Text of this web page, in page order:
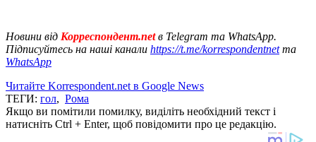
Новини від Корреспондент.netв Telegram та WhatsApp.
Підписуйтесь на наші канали https://t.me/korrespondentnetта
WhatsApp
Читайте Korrespondent.net в Google News
ТЕГИ: гол, Рома
Якщо ви помітили помилку, виділіть необхідний текст і
натисніть Ctrl + Enter, щоб повідомити про це редакцію.